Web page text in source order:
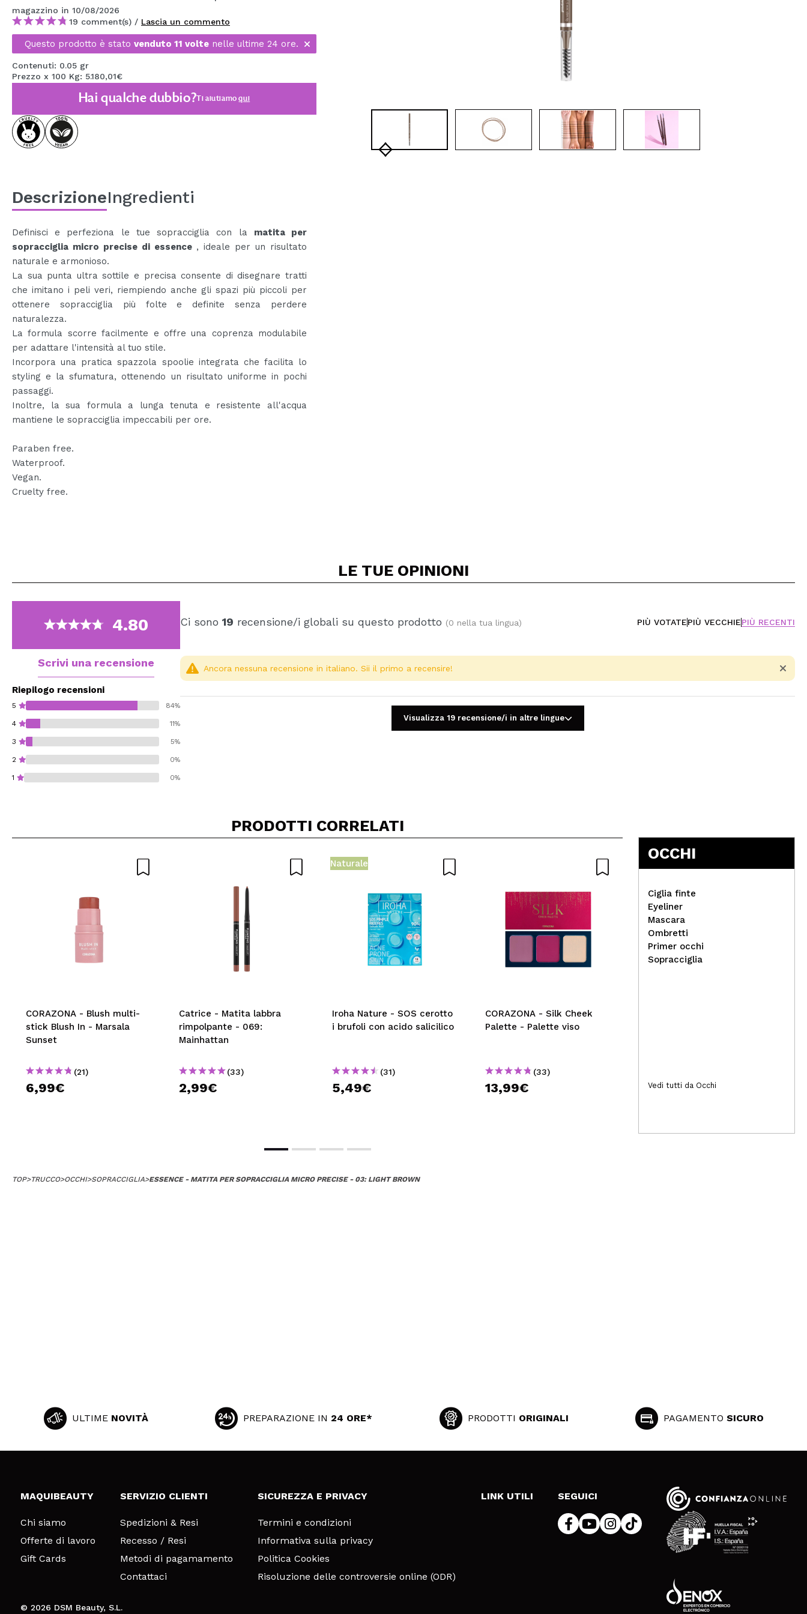
MAQUIFARMA
KOREA ZONE
TRAVEL SIZE
NATURE
SPECIALE
OUTLET
PROSSIMAMENTE
CREARE UN ACCOUNT
magazzino in 10/08/2026
19 comment(s) / Lascia un commento
Questo prodotto è stato venduto 11 voltenelle ultime 24 ore.
Contenuti: 0.05 gr
Prezzo x 100 Kg: 5.180,01€
Hai qualche dubbio?Ti aiutiamoqui
DescrizioneIngredienti
Definisci e perfeziona le tue sopracciglia con la matita per
sopracciglia micro precise di essence, ideale per un risultato
naturale e armonioso.
La sua punta ultra sottile e precisa consente di disegnare tratti
che imitano i peli veri, riempiendo anche gli spazi più piccoli per
ottenere sopracciglia più folte e definite senza perdere
naturalezza.
La formula scorre facilmente e offre una coprenza modulabile
per adattare l'intensità al tuo stile.
Incorpora una pratica spazzola spoolie integrata che facilita lo
styling e la sfumatura, ottenendo un risultato uniforme in pochi
passaggi.
Inoltre, la sua formula a lunga tenuta e resistente all'acqua
mantiene le sopracciglia impeccabili per ore.
Paraben free.
Waterproof.
Vegan.
Cruelty free.
LE TUE OPINIONI
4.80
Scrivi una recensione
Riepilogo recensioni
5 84%
4 11%
3 5%
2 0%
1 0%
Ci sono 19 recensione/i globali su questo prodotto (0 nella tua lingua) PIÙ VOTATEPIÙ VECCHIEPIÙ RECENTI
Ancora nessuna recensione in italiano. Sii il primo a recensire!
Visualizza 19 recensione/i in altre lingue
PRODOTTI CORRELATI
CORAZONA - Blush multi-
stick Blush In - Marsala
Sunset
(21)
6,99€
Catrice - Matita labbra
rimpolpante - 069:
Mainhattan
(33)
2,99€
Naturale
Iroha Nature - SOS cerotto
i brufoli con acido salicilico
(31)
5,49€
CORAZONA - Silk Cheek
Palette - Palette viso
(33)
13,99€ 1,99€
OCCHI
Ciglia finte
Eyeliner
Mascara
Ombretti
Primer occhi
Sopracciglia
Vedi tutti da Occhi
TOP>TRUCCO>OCCHI>SOPRACCIGLIA>ESSENCE - MATITA PER SOPRACCIGLIA MICRO PRECISE - 03: LIGHT BROWN
ULTIME NOVITÀ PREPARAZIONE IN 24 ORE* PRODOTTI ORIGINALI PAGAMENTO SICURO
MAQUIBEAUTY
Chi siamo
Offerte di lavoro
Gift Cards
SERVIZIO CLIENTI
Spedizioni & Resi
Recesso / Resi
Metodi di pagamamento
Contattaci
SICUREZZA E PRIVACY
Termini e condizioni
Informativa sulla privacy
Politica Cookies
Risoluzione delle controversie online (ODR)
LINK UTILI SEGUICI
© 2026 DSM Beauty, S.L.